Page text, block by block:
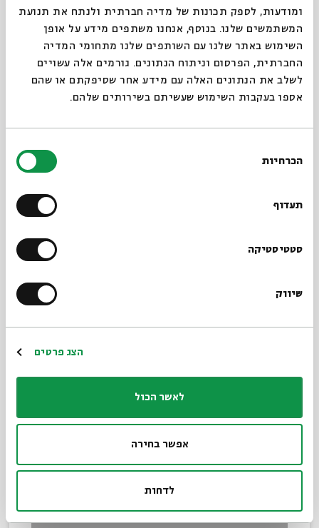
ומודעות, לספק תכונות של מדיה חברתית ולנתח את תנועת
המשתמשים שלנו. בנוסף, אנחנו משתפים מידע על אופן
השימוש באתר שלנו עם השותפים שלנו מתחומי המדיה
החברתית, הפרסום וניתוח הנתונים. גורמים אלה עשויים
לשלב את הנתונים האלה עם מידע אחר שסיפקתם או שהם
אספו בעקבות השימוש שעשיתם בשירותים שלהם.
הסכמה
הכרחיות
תעדוף
סטטיסטיקה
שיווק
הצג פרטים
לאשר הכול
אפשר בחירה
לדחות
לשמוע קול שופר: ראש
השנה החז"לי לאור
סוגיות שופר ותקיעות
7 פרקים סדר בוקר
עניין שמיטה - עיון